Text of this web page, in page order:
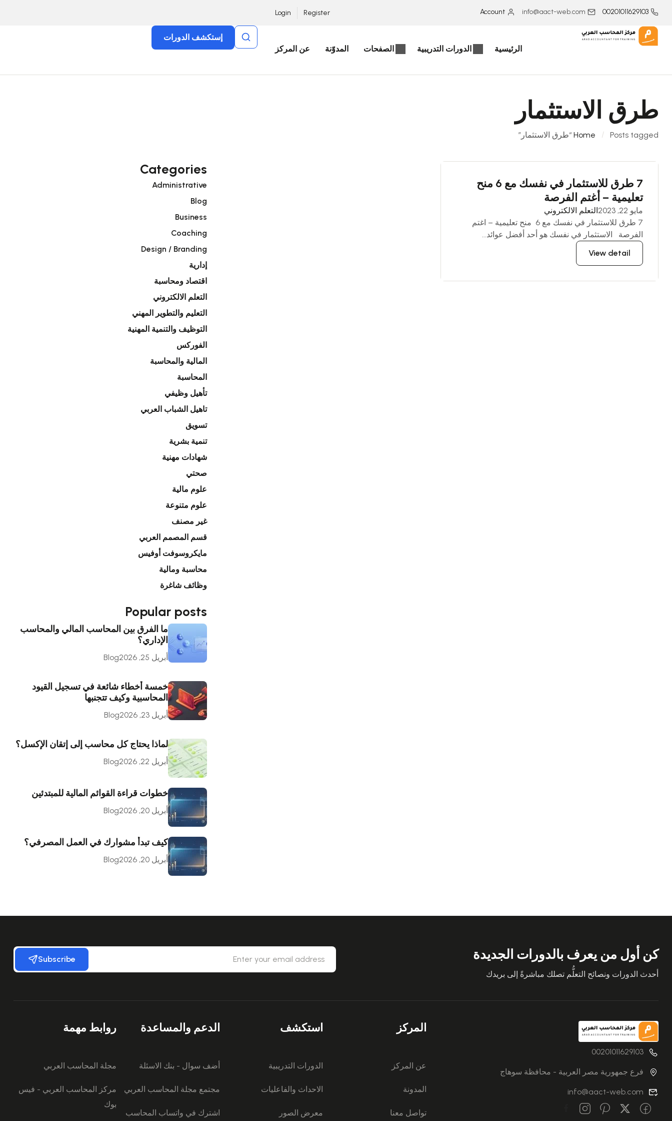
00201011629103
info@aact-web.com
Account
Register
Login
الرئيسية الدورات التدريبية الصفحات المدوّنة عن المركز
إستكشف الدورات
طرق الاستثمار
Home Posts tagged “طرق الاستثمار”
7 طرق للاستثمار في نفسك مع 6 منح
تعليمية – أغتم الفرصة
مايو 22, 2023
التعلم الالكتروني
7 طرق للاستثمار في نفسك مع 6 منح تعليمية – اغتم
الفرصة الاستثمار في نفسك هو أحد أفضل عوائد...
View detail
Categories
Administrative
Blog
Business
Coaching
Design / Branding
إدارية
اقتصاد ومحاسبة
التعلم الالكتروني
التعليم والتطوير المهني
التوظيف والتنمية المهنية
الفوركس
المالية والمحاسبة
المحاسبة
تأهيل وظيفي
تاهيل الشباب العربي
تسويق
تنمية بشرية
شهادات مهنية
صحتي
علوم مالية
علوم متنوعة
غير مصنف
قسم المصمم العربي
مايكروسوفت أوفيس
محاسبة ومالية
وظائف شاغرة
Popular posts
ما الفرق بين المحاسب المالي والمحاسب
الإداري؟
أبريل 25, 2026 Blog
خمسة أخطاء شائعة في تسجيل القيود
المحاسبية وكيف تتجنبها
أبريل 23, 2026 Blog
لماذا يحتاج كل محاسب إلى إتقان الإكسل؟
أبريل 22, 2026 Blog
خطوات قراءة القوائم المالية للمبتدئين
أبريل 20, 2026 Blog
كيف تبدأ مشوارك في العمل المصرفي؟
أبريل 20, 2026 Blog
كن أول من يعرف بالدورات الجديدة
أحدث الدورات ونصائح التعلُّم تصلك مباشرةً إلى بريدك
Subscribe
00201011629103
فرع جمهورية مصر العربية - محافظة سوهاج
info@aact-web.com
المركز
عن المركز
المدونة
تواصل معنا
استكشف
الدورات التدريبية
الاحداث والفاعليات
معرض الصور
الدعم والمساعدة
أضف سوال - بنك الاسئلة
مجتمع مجلة المحاسب العربي
اشترك في واتساب المحاسب
روابط مهمة
مجلة المحاسب العربي
مركز المحاسب العربي - فيس
بوك